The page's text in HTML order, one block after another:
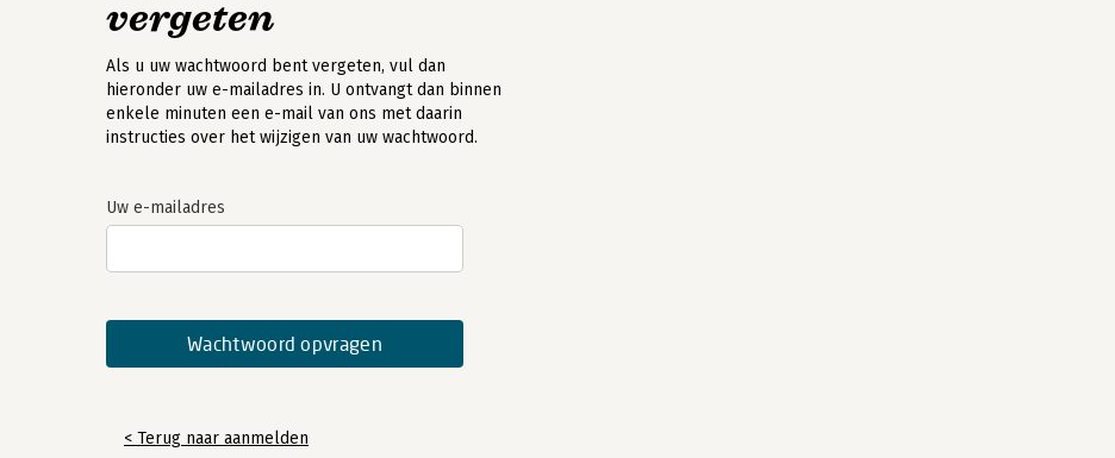
vergeten
Als u uw wachtwoord bent vergeten, vul dan
hieronder uw e-mailadres in. U ontvangt dan binnen
enkele minuten een e-mail van ons met daarin
instructies over het wijzigen van uw wachtwoord.
Uw e-mailadres
< Terug naar aanmelden